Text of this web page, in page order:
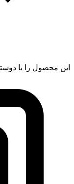
این محصول را با